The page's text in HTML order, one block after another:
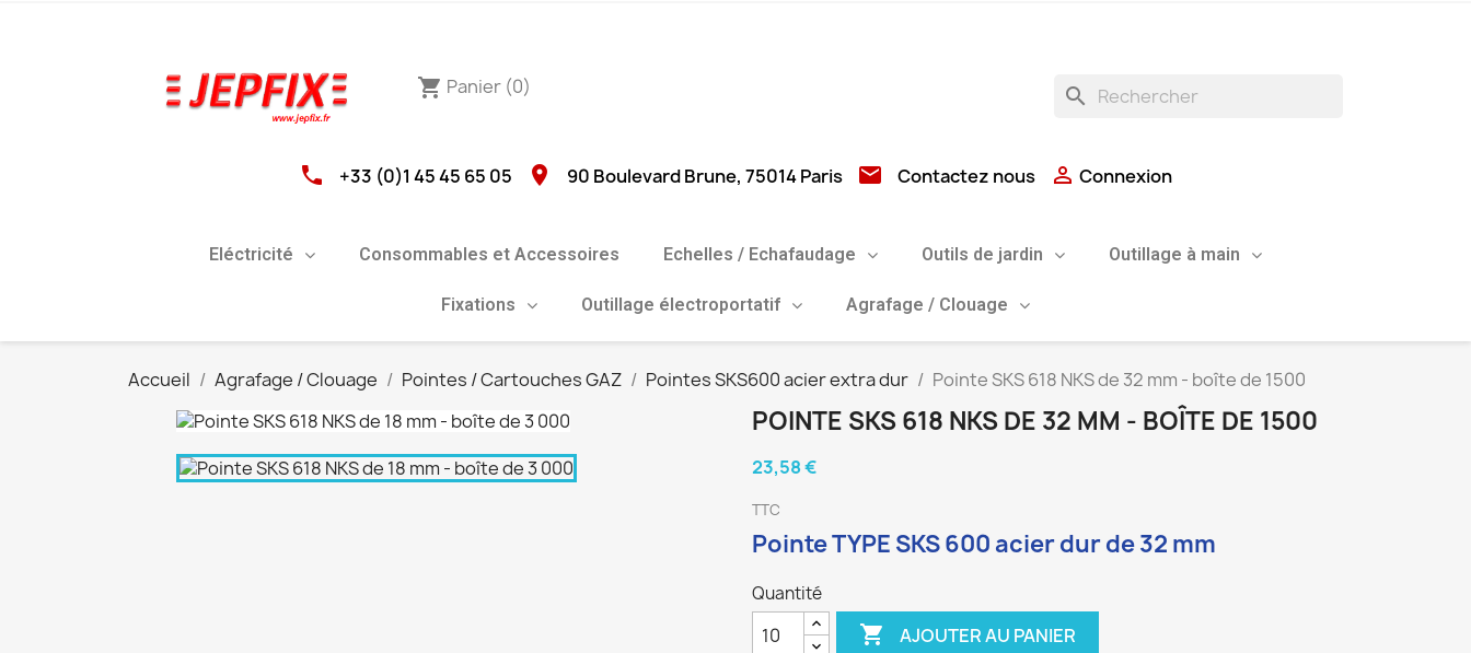
search
shopping_cart Panier (0)
phone +33 (0)1 45 45 65 05 location_on 90 Boulevard Brune, 75014 Paris email Contactez nous  Connexion
Eléctricité Consommables et Accessoires Echelles / Echafaudage Outils de jardin Outillage à main
Fixations Outillage électroportatif Agrafage / Clouage
Accueil Agrafage / Clouage Pointes / Cartouches GAZ Pointes SKS600 acier extra dur Pointe SKS 618 NKS de 32 mm - boîte de 1500
POINTE SKS 618 NKS DE 32 MM - BOÎTE DE 1500
23,58 €
TTC
Pointe TYPE SKS 600 acier dur de 32 mm
Quantité
 AJOUTER AU PANIER